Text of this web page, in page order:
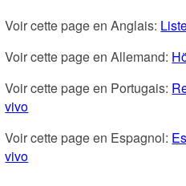
Voir cette page en Anglais:
Voir cette page en Allemand:
Voir cette page en Portugais:
vivo
Voir cette page en Espagnol:
vivo